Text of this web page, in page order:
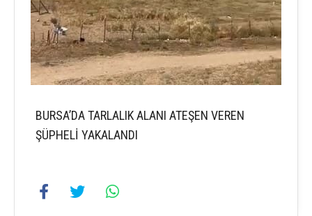
BURSA’DA TARLALIK ALANI ATEŞEN VEREN
ŞÜPHELİ YAKALANDI